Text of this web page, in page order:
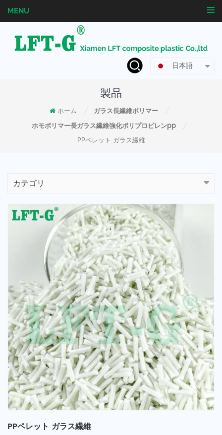
MENU
日本語
製品
ホーム ガラス長繊維ポリマー
ホモポリマー長ガラス繊維強化ポリプロピレンpp
PPペレット ガラス繊維
カテゴリ
PPペレット ガラス繊維